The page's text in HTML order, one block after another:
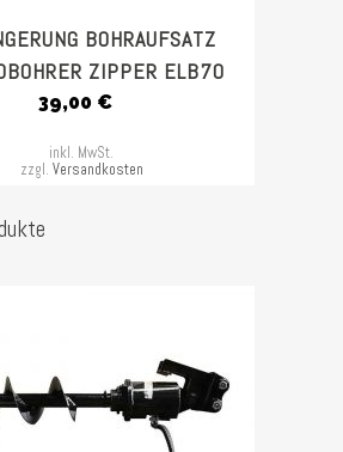
BOHRAUFSATZ
ZIPPER ELB70
39,00 €
inkl. MwSt.
zzgl. Versandkosten